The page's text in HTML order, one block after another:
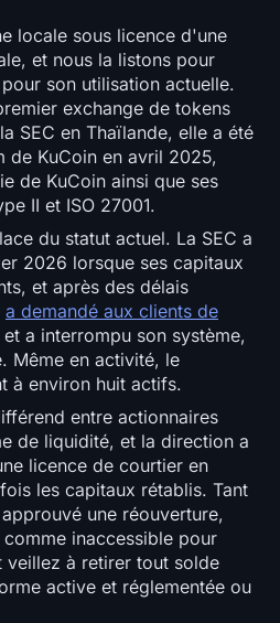
locale sous licence d'une
et nous la listons pour
son utilisation actuelle.
exchange de tokens
SEC en Thaïlande, elle a été
de KuCoin en avril 2025,
de KuCoin ainsi que ses
II et ISO 27001.
du statut actuel. La SEC a
2026 lorsque ses capitaux
et après des délais
a demandé aux clients de
et a interrompu son système,
Même en activité, le
à environ huit actifs.
entre actionnaires
de liquidité, et la direction a
licence de courtier en
les capitaux rétablis. Tant
une réouverture,
inaccessible pour
veillez à retirer tout solde
active et réglementée ou